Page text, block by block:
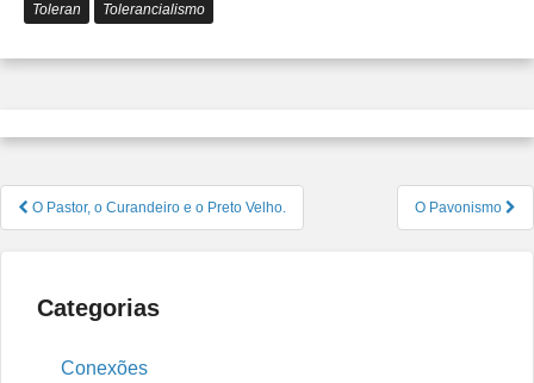
Toleran
Tolerancialismo
Navegação
de
O Pastor, o Curandeiro e o Preto Velho. O Pavonismo
Categorias
Conexões